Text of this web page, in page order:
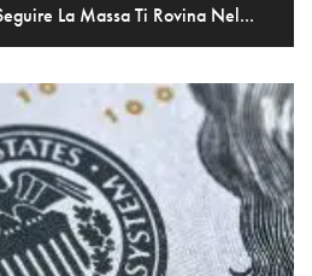
La Massa Ti Rovina Nel...